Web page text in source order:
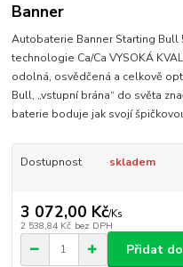
Banner
Autobaterie Banner Starting Bull
technologie Ca/Ca VYSOKÁ
odolná, osvědčená a celkově
Bull, „vstupní brána“ do světa
baterie boduje jak svojí
Dostupnost skladem
3 072,00 Kč/Ks
2 538,84 Kč bez DPH
Přidat